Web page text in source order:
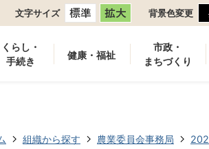
文字サイズ 背景色変更
くらし・
手続き
健康・福祉
市政・
まちづくり
組織から探す 農業委員会事務局